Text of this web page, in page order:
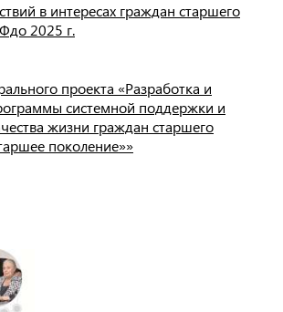
в интересах граждан старшего
2025 г.
проекта «Разработка и
системной поддержки и
жизни граждан старшего
поколение»»